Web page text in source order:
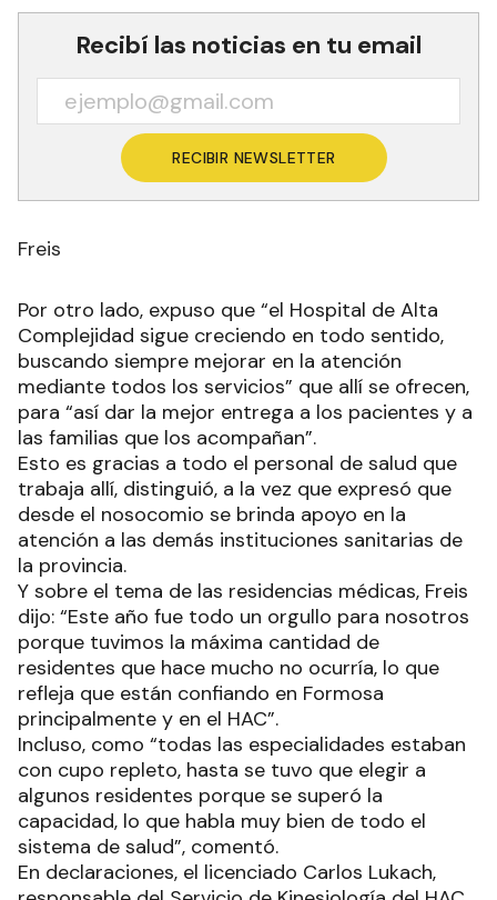
Recibí las noticias en tu email
RECIBIR NEWSLETTER
Freis
Por otro lado, expuso que “el Hospital de Alta
Complejidad sigue creciendo en todo sentido,
buscando siempre mejorar en la atención
mediante todos los servicios” que allí se ofrecen,
para “así dar la mejor entrega a los pacientes y a
las familias que los acompañan”.
Esto es gracias a todo el personal de salud que
trabaja allí, distinguió, a la vez que expresó que
desde el nosocomio se brinda apoyo en la
atención a las demás instituciones sanitarias de
la provincia.
Y sobre el tema de las residencias médicas, Freis
dijo: “Este año fue todo un orgullo para nosotros
porque tuvimos la máxima cantidad de
residentes que hace mucho no ocurría, lo que
refleja que están confiando en Formosa
principalmente y en el HAC”.
Incluso, como “todas las especialidades estaban
con cupo repleto, hasta se tuvo que elegir a
algunos residentes porque se superó la
capacidad, lo que habla muy bien de todo el
sistema de salud”, comentó.
En declaraciones, el licenciado Carlos Lukach,